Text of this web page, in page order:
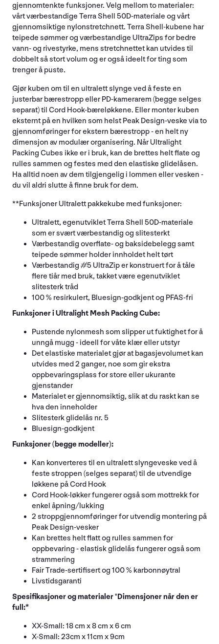
gjennomtenkte funksjoner. Velg mellom to materialer:
vårt værbestandige Terra Shell 50D-materiale og vårt
gjennomsiktige nylonstretchnett. Terra Shell-kubene har
teipede sømmer og værbestandige UltraZips for bedre
vann- og rivestyrke, mens stretchnettet kan utvides til
dobbelt så stort volum og er også ideelt for ting som
trenger å puste.
Gjør kuben om til en ultralett slynge ved å feste en
justerbar bærestropp eller PD-kamerarem (begge selges
separat) til Cord Hook-bæreløkkene. Eller monter kuben
eksternt på en hvilken som helst Peak Design-veske via to
gjennomføringer for ekstern bærestropp - en helt ny
dimensjon av modulær organisering. Når Ultralight
Packing Cubes ikke er i bruk, kan de brettes helt flate og
rulles sammen og festes med den elastiske glidelåsen.
Ha alltid noen av dem tilgjengelig i lommen eller vesken -
du vil aldri slutte å finne bruk for dem.
**Funksjoner Ultralett pakkekube med funksjoner:
Ultralett, egenutviklet Terra Shell 50D-materiale
som er svært værbestandig og slitesterkt
Værbestandig overflate- og baksidebelegg samt
teipede sømmer holder innholdet helt tørt
Værbestandig #5 UltraZip er konstruert for å tåle
flere tiår med bruk, takket være egenutviklet
slitesterk tråd
100 % resirkulert, Bluesign-godkjent og PFAS-fri
Funksjoner i Ultralight Mesh Packing Cube:
Pustende nylonmesh som slipper ut fuktighet for å
unngå mugg - ideell for våte klær eller utstyr
Det elastiske materialet gjør at bagasjevolumet kan
utvides med 2 ganger, noe som gir ekstra
oppbevaringsplass for store eller ukurante
gjenstander
Materialet er gjennomsiktig, slik at du raskt kan se
hva den inneholder
Slitesterk glidelås nr. 5
Bluesign-godkjent
Funksjoner (begge modeller):
Kan konverteres til en ultralett slyngeveske ved å
feste stroppen (selges separat) til de utvendige
løkkene på Cord Hook
Cord Hook-løkker fungerer også som mottrekk for
enkel åpning/lukking
2 stroppgjennomføringer for utvendig montering på
Peak Design-vesker
Kan brettes helt flatt og rulles sammen for
oppbevaring - elastisk glidelås fungerer også som
strammering
Fair Trade-sertifisert og 100 % karbonnøytral
Livstidsgaranti
Spesifikasjoner og materialer "Dimensjoner når den er
full:*
XX-Small: 18 cm x 8 cm x 6 cm
X-Small: 23cm x 11cm x 9cm